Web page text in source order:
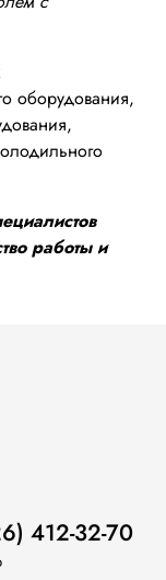
оборудования,
работы и
412-32-70